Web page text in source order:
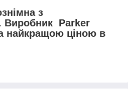
з
Виробник Parker
найкращою ціною в